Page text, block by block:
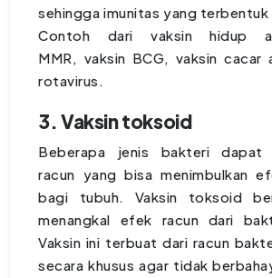
sehingga imunitas yang
Contoh dari vaksin hidup
MMR, vaksin BCG, vaksin cacar
rotavirus.
3. Vaksin toksoid
Beberapa jenis bakteri dapat
racun yang bisa menimbulkan
bagi tubuh. Vaksin toksoid
menangkal efek racun dari
Vaksin ini terbuat dari racun
secara khusus agar tidak